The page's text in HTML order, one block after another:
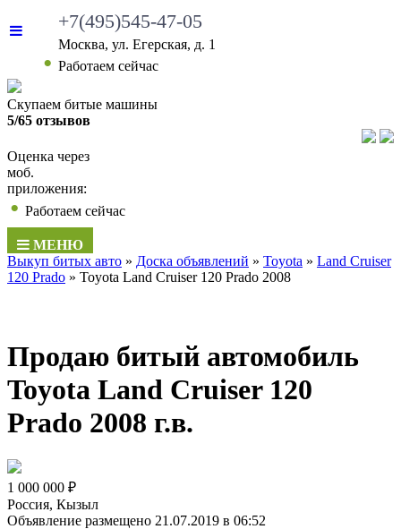
+7(495)545-47-05
Москва, ул. Егерская, д. 1
Работаем сейчас
Скупаем битые машины
5/65 отзывов
Оценка через
моб.
приложения:
Работаем сейчас
МЕНЮ
Выкуп битых авто » Доска объявлений » Toyota » Land Cruiser
120 Prado » Toyota Land Cruiser 120 Prado 2008
Продаю битый автомобиль
Toyota Land Cruiser 120
Prado 2008 г.в.
1 000 000 ₽
Россия, Кызыл
Объявление размещено 21.07.2019 в 06:52